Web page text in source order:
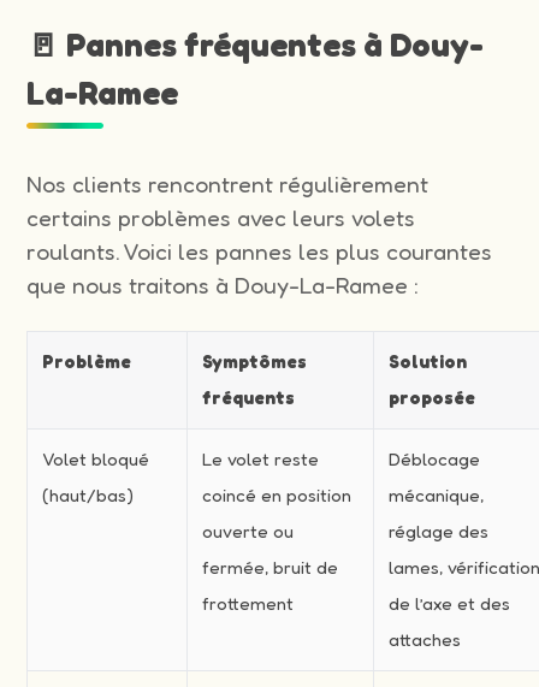
🚪 Pannes fréquentes à Douy-
La-Ramee
Nos clients rencontrent régulièrement
certains problèmes avec leurs volets
roulants. Voici les pannes les plus courantes
que nous traitons à Douy-La-Ramee :
Problème
Symptômes
fréquents
Solution
proposée
Volet bloqué
(haut/bas)
Le volet reste
coincé en position
ouverte ou
fermée, bruit de
frottement
Déblocage
mécanique,
réglage des
lames,
de l’axe et des
attaches